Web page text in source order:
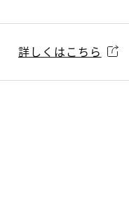
詳しくはこちら